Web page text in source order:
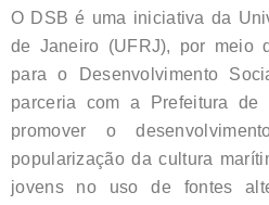
O DSB é uma iniciativa da
de Janeiro (UFRJ), por meio
para o Desenvolvimento
parceria com a Prefeitura
promover o
popularização da cultura
jovens no uso de fontes